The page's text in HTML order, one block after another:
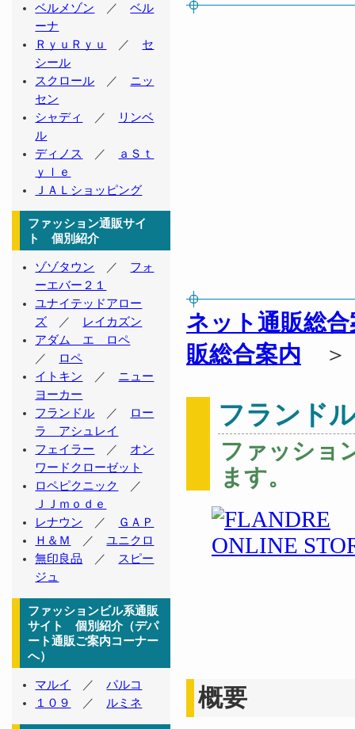
ネット通販総合
販総合案内
フランド
ファッショ
ます。
概要
ベルメゾン ／ベル
ーナ
ＲｙｕＲｙｕ
／ セ
シール
スクロール ／ ニッ
セン
シャディ
／
リンベ
ル
ディノス
／
ａＳｔ
ｙｌｅ
ＪＡＬショッピング
ファッション通販サイ
ト 個別紹介
ゾゾタウン ／ フォ
ーエバー２１
ユナイテッドアロー
ズ ／ レイカズン
アダム エ ロペ
／ ロペ
イトキン ／ ニュー
ヨーカー
フランドル ／ ロー
ラ アシュレイ
フェイラー ／ オン
ワードクローゼット
ロペピクニック
／
ＪＪｍｏｄｅ
レナウン ／
ＧＡＰ
Ｈ＆Ｍ
／ユニクロ
無印良品 ／ スピー
ジュ
ファッションビル系通販
サイト 個別紹介（デパ
ート通販ご案内コーナー
へ）
マルイ ／パルコ
１０９
／ ルミネ